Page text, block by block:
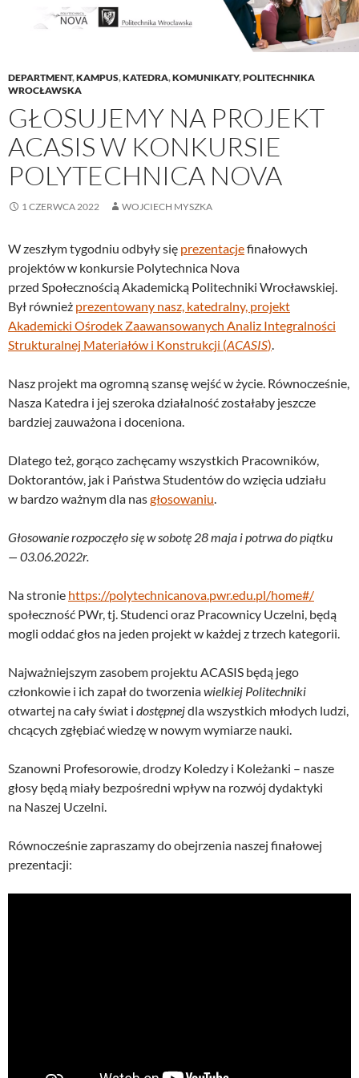
DEPARTMENT,KAMPUS,KATEDRA,KOMUNIKATY,POLITECHNIKA
WROCŁAWSKA
GŁOSUJEMY NA PROJEKT
ACASIS W KONKURSIE
POLYTECHNICA NOVA
1 CZERWCA 2022 WOJCIECH MYSZKA
W zeszłym tygodniu odbyły się prezentacjefinałowych
projektów w konkursie Polytechnica Nova
przed Społecznością Akademicką Politechniki Wrocławskiej.
Był również prezentowany nasz, katedralny, projekt
Akademicki Ośrodek Zaawansowanych Analiz Integralności
Strukturalnej Materiałów i Konstrukcji (ACASIS).
Nasz projekt ma ogromną szansę wejść w życie. Równocześnie,
Nasza Katedra i jej szeroka działalność zostałaby jeszcze
bardziej zauważona i doceniona.
Dlatego też, gorąco zachęcamy wszystkich Pracowników,
Doktorantów, jak i Państwa Studentów do wzięcia udziału
w bardzo ważnym dla nasgłosowaniu.
Głosowanie rozpoczęło się w sobotę 28 maja i potrwa do piątku
— 03.06.2022r.
Na stronie https://polytechnicanova.pwr.edu.pl/home#/
społeczność PWr, tj. Studenci oraz Pracownicy Uczelni, będą
mogli oddać głos na jeden projekt w każdej z trzech kategorii.
Najważniejszym zasobem projektu ACASIS będą jego
członkowie i ich zapał do tworzeniawielkiej Politechniki
otwartej na cały świat i dostępnejdla wszystkich młodych ludzi,
chcących zgłębiać wiedzę w nowym wymiarze nauki.
Szanowni Profesorowie, drodzy Koledzy i Koleżanki – nasze
głosy będą miały bezpośredni wpływ na rozwój dydaktyki
na Naszej Uczelni.
Równocześnie zapraszamy do obejrzenia naszej finałowej
prezentacji: